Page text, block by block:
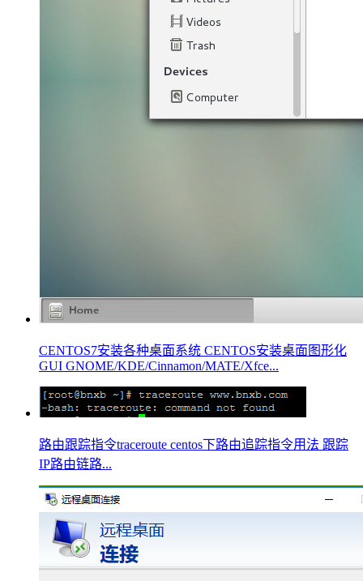
CENTOS7安装各种桌面系统 CENTOS安装桌面图形化
GUI GNOME/KDE/Cinnamon/MATE/Xfce...
路由跟踪指令traceroute centos下路由追踪指令用法 跟踪
IP路由链路...